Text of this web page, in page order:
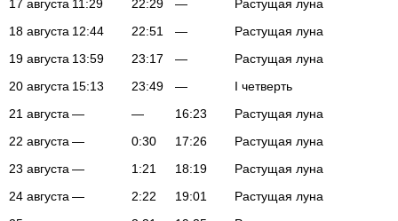
17 августа 11:29 22:29 —
Растущая луна
18 августа 12:44 22:51 —
Растущая луна
19 августа 13:59 23:17 —
Растущая луна
20 августа 15:13 23:49 —
I четверть
21 августа — — 16:23
Растущая луна
22 августа — 0:30 17:26
Растущая луна
23 августа — 1:21 18:19
Растущая луна
24 августа — 2:22 19:01
Растущая луна